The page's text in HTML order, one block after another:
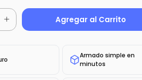
Armado simple en
minutos